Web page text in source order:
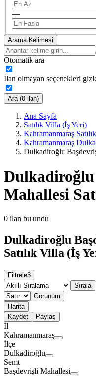
—
Arama Kelimesi
Otomatik ara
İlan olmayan seçenekleri
Ara (0 ilan)
Ana Sayfa
Satılık Villa (İş Yeri)
Kahramanmaraş
Kahramanmaraş
Dulkadiroğlu
Mahallesi
0 ilan bulundu
Dulkadiroğlu
Satılık Villa (İş
Filtrele3
Sırala
Görünüm
Harita
Kaydet
Paylaş
İl
Kahramanmaraş
İlçe
Dulkadiroğlu
Semt
Başdevrişli Mahallesi